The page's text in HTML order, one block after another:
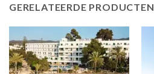
GERELATEERDE PRODUCTEN